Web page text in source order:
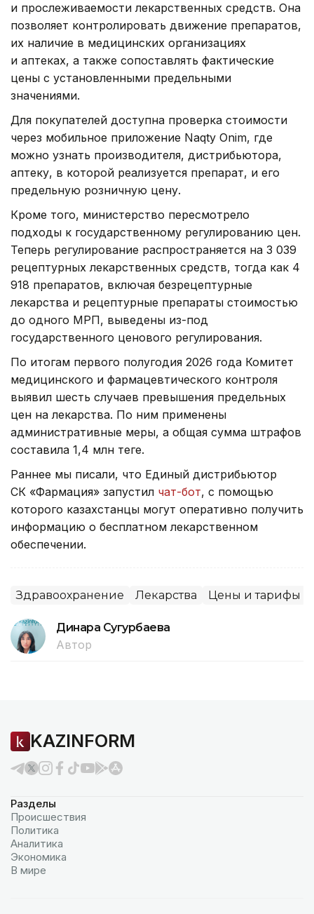
и прослеживаемости лекарственных средств. Она
позволяет контролировать движение препаратов,
их наличие в медицинских организациях
и аптеках, а также сопоставлять фактические
цены с установленными предельными
значениями.
Для покупателей доступна проверка стоимости
через мобильное приложение Naqty Onim, где
можно узнать производителя, дистрибьютора,
аптеку, в которой реализуется препарат, и его
предельную розничную цену.
Кроме того, министерство пересмотрело
подходы к государственному регулированию цен.
Теперь регулирование распространяется на 3 039
рецептурных лекарственных средств, тогда как 4
918 препаратов, включая безрецептурные
лекарства и рецептурные препараты стоимостью
до одного МРП, выведены из-под
государственного ценового регулирования.
По итогам первого полугодия 2026 года Комитет
медицинского и фармацевтического контроля
выявил шесть случаев превышения предельных
цен на лекарства. По ним применены
административные меры, а общая сумма штрафов
составила 1,4 млн теңге.
Раннее мы писали, что Единый дистрибьютор
СК «Фармация» запустил чат-бот, с помощью
которого казахстанцы могут оперативно получить
информацию о бесплатном лекарственном
обеспечении.
Здравоохранение Лекарства Цены и тарифы
Динара Сугурбаева
Автор
KAZINFORM
Разделы
Происшествия
Политика
Аналитика
Экономика
В мире